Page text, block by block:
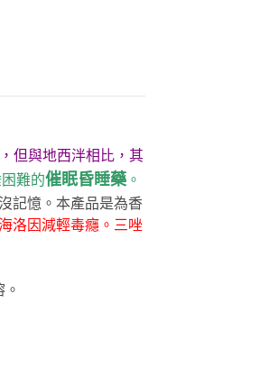
但與地西泮相比，其
難的催眠昏睡藥 。
記憶。本產品是為香
洛因減輕毒癮。三唑